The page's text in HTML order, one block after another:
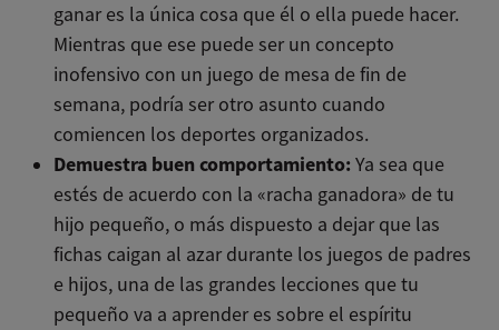
ganar es la única cosa que él o ella puede hacer.
Mientras que ese puede ser un concepto
inofensivo con un juego de mesa de fin de
semana, podría ser otro asunto cuando
comiencen los deportes organizados.
Demuestra buen comportamiento: Ya sea que
estés de acuerdo con la «racha ganadora» de tu
hijo pequeño, o más dispuesto a dejar que las
fichas caigan al azar durante los juegos de padres
e hijos, una de las grandes lecciones que tu
pequeño va a aprender es sobre el espíritu